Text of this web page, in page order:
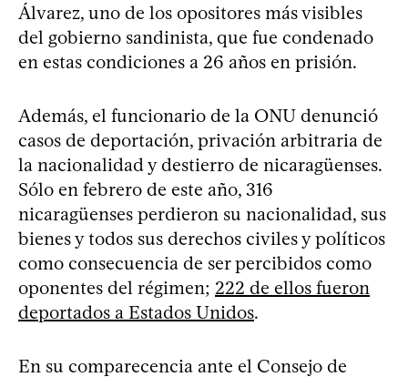
Álvarez, uno de los opositores más visibles
del gobierno sandinista, que fue condenado
en estas condiciones a 26 años en prisión.
Además, el funcionario de la ONU denunció
casos de deportación, privación arbitraria de
la nacionalidad y destierro de nicaragüenses.
Sólo en febrero de este año, 316
nicaragüenses perdieron su nacionalidad, sus
bienes y todos sus derechos civiles y políticos
como consecuencia de ser percibidos como
oponentes del régimen; 222 de ellos fueron
deportados a Estados Unidos.
En su comparecencia ante el Consejo de